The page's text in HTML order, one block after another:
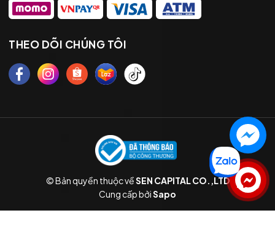
THEO DÕI CHÚNG TÔI
© Bản quyền thuộc vềSEN CAPITAL CO.,LTD
Cung cấp bởiSapo
Liên hệ